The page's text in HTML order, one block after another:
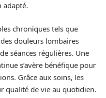
adapté.
chroniques tels que
douleurs lombaires
séances régulières. Une
s’avère bénéfique pour
Grâce aux soins, les
qualité de vie au quotidien.